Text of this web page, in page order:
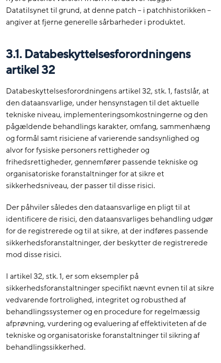
Datatilsynet til grund, at denne patch – i patchhistorikken –
angiver at fjerne generelle sårbarheder i produktet.
3.1. Databeskyttelsesforordningens
artikel 32
Databeskyttelsesforordningens artikel 32, stk. 1, fastslår, at
den dataansvarlige, under hensynstagen til det aktuelle
tekniske niveau, implementeringsomkostningerne og den
pågældende behandlings karakter, omfang, sammenhæng
og formål samt risiciene af varierende sandsynlighed og
alvor for fysiske personers rettigheder og
frihedsrettigheder, gennemfører passende tekniske og
organisatoriske foranstaltninger for at sikre et
sikkerhedsniveau, der passer til disse risici.
Der påhviler således den dataansvarlige en pligt til at
identificere de risici, den dataansvarliges behandling udgør
for de registrerede og til at sikre, at der indføres passende
sikkerhedsforanstaltninger, der beskytter de registrerede
mod disse risici.
I artikel 32, stk. 1, er som eksempler på
sikkerhedsforanstaltninger specifikt nævnt evnen til at sikre
vedvarende fortrolighed, integritet og robusthed af
behandlingssystemer og en procedure for regelmæssig
afprøvning, vurdering og evaluering af effektiviteten af de
tekniske og organisatoriske foranstaltninger til sikring af
behandlingssikkerhed.